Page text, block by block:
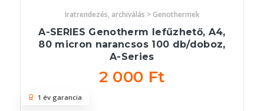
Iratrendezés, archiválás > Genothermek
A-SERIES Genotherm lefűzhető, A4,
80 micron narancsos 100 db/doboz,
A-Series
2 000 Ft
1 év garancia